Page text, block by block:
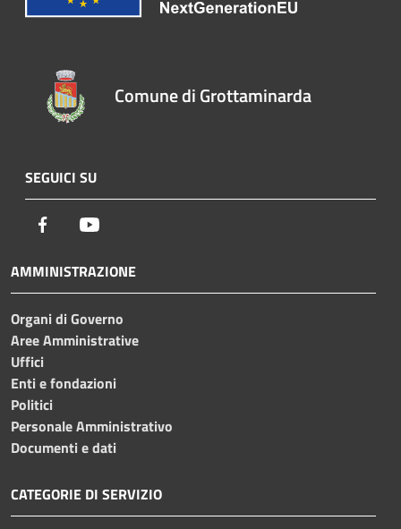
Comune di Grottaminarda
SEGUICI SU
Facebook
AMMINISTRAZIONE
Organi di Governo
Aree Amministrative
Uffici
Enti e fondazioni
Politici
Personale Amministrativo
Documenti e dati
CATEGORIE DI SERVIZIO